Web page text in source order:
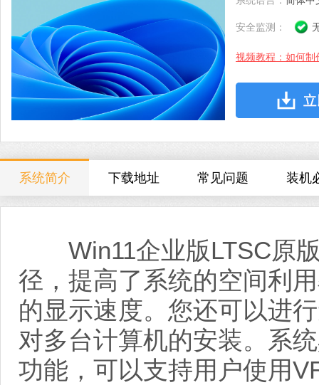
安全监测：
视频教程：如何制
系统简介 下载地址 常见问题 装机
Win11企业版LTSC原版
径，提高了系统的空间利
的显示速度。您还可以进
对多台计算机的安装。系
功能，可以支持用户使用